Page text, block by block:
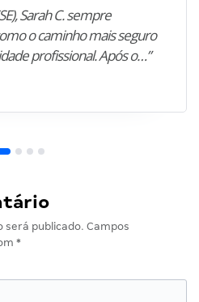
Sarah C. sempre
o caminho mais seguro
profissional. Após o…”
será publicado. Campos
*